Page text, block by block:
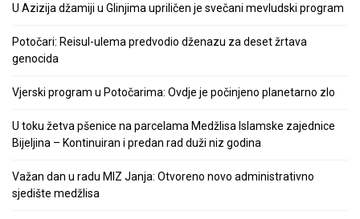
U Azizija džamiji u Glinjima upriličen je svečani mevludski program
Potočari: Reisul-ulema predvodio dženazu za deset žrtava
genocida
Vjerski program u Potočarima: Ovdje je počinjeno planetarno zlo
U toku žetva pšenice na parcelama Medžlisa Islamske zajednice
Bijeljina – Kontinuiran i predan rad duži niz godina
Važan dan u radu MIZ Janja: Otvoreno novo administrativno
sjedište medžlisa